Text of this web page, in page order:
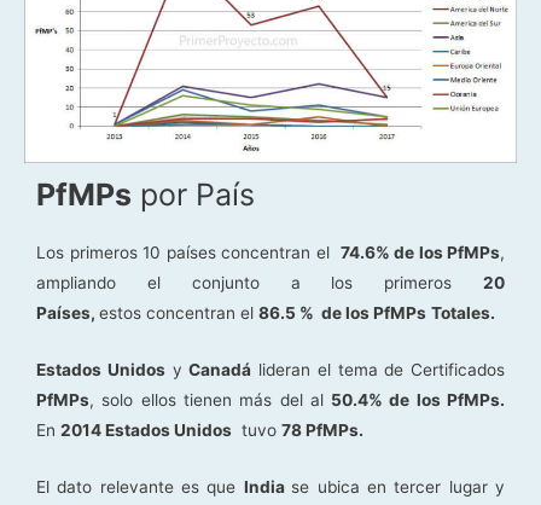
PfMPs por País
Los primeros 10 países concentran el 74.6% de los PfMPs,
ampliando el conjunto a los primeros 20
Países, estos concentran el 86.5 % de los PfMPs Totales.
Estados UnidosyCanadá lideran el tema de Certificados
PfMPs, solo ellos tienen más del al 50.4% de los PfMPs.
En 2014 Estados Unidos tuvo 78 PfMPs.
El dato relevante es que India se ubica en tercer lugar y